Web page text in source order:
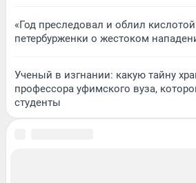
«Год преследовал и облил
петербурженки о жестоком
Ученый в изгнании: какую тайну
профессора уфимского вуза,
студенты